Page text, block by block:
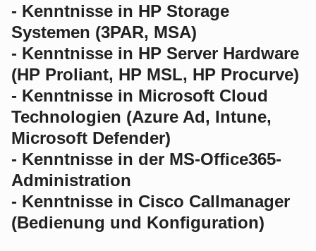
- Kenntnisse in HP Storage
Systemen (3PAR, MSA)
- Kenntnisse in HP Server Hardware
(HP Proliant, HP MSL, HP Procurve)
- Kenntnisse in Microsoft Cloud
Technologien (Azure Ad, Intune,
Microsoft Defender)
- Kenntnisse in der MS-Office365-
Administration
- Kenntnisse in Cisco Callmanager
(Bedienung und Konfiguration)